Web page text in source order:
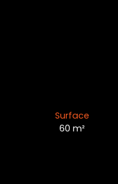
Surface
60m²